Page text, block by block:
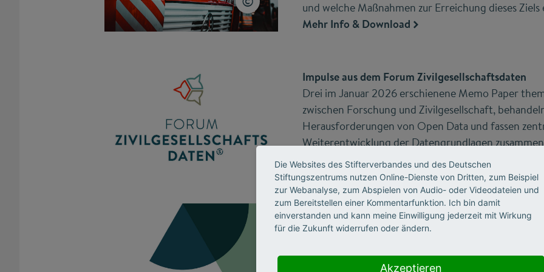
und welche Maßnahmen zur Erreichung dieses
Mehr Info & Download
Impulse aus dem Forum Zivilgesellschaftsdaten
Drei im Januar 2026 erschienene Memo Paper
zwischen Forschung und Zivilgesellschaft,
Herausforderungen von Open Data und fassen
Weiterentwicklung der Datengrundlagen
Mehr Info & Download
Individuell genutzt, aber strategisch vernachlässigt
Das im Dezember 2025 veröffentlichte Discussion
Handlungsbedarfen hinsichtlich generativer KI im
einer Online-Befragung unter 1.235 ehren- und
Die Websites des Stifterverbandes und des Deutschen
Stiftungszentrums nutzen Online-Dienste von Dritten, zum Beispiel
zur Webanalyse, zum Abspielen von Audio- oder Videodateien und
zum Bereitstellen einer Kommentarfunktion. Ich bin damit
einverstanden und kann meine Einwilligung jederzeit mit Wirkung
für die Zukunft widerrufen oder ändern.
Akzeptieren